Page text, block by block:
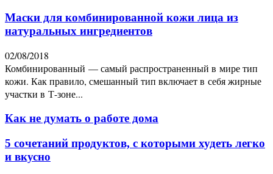
Маски для комбинированной кожи лица из
натуральных ингредиентов
02/08/2018
Комбинированный — самый распространенный в мире тип
кожи. Как правило, смешанный тип включает в себя жирные
участки в Т-зоне...
Как не думать о работе дома
5 сочетаний продуктов, с которыми худеть легко
и вкусно